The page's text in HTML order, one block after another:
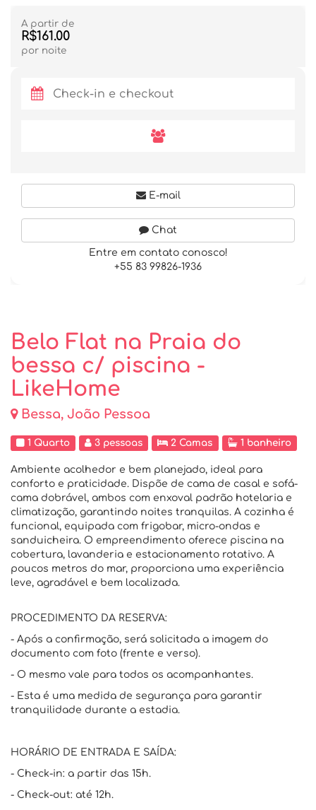
Belo Flat na Praia do
bessa c/ piscina -
LikeHome
Bessa, João Pessoa
1 Quarto 3 pessoas 2 Camas 1 banheiro
Ambiente acolhedor e bem planejado, ideal para
conforto e praticidade. Dispõe de cama de casal e sofá-
cama dobrável, ambos com enxoval padrão hotelaria e
climatização, garantindo noites tranquilas. A cozinha é
funcional, equipada com frigobar, micro-ondas e
sanduicheira. O empreendimento oferece piscina na
cobertura, lavanderia e estacionamento rotativo. A
poucos metros do mar, proporciona uma experiência
leve, agradável e bem localizada.
PROCEDIMENTO DA RESERVA:
- Após a confirmação, será solicitada a imagem do
documento com foto (frente e verso).
- O mesmo vale para todos os acompanhantes.
- Esta é uma medida de segurança para garantir
tranquilidade durante a estadia.
HORÁRIO DE ENTRADA E SAÍDA:
- Check-in: a partir das 15h.
- Check-out: até 12h.
A partir de
R$161.00
por noite
E-mail
Chat
Entre em contato conosco!
+55 83 99826-1936